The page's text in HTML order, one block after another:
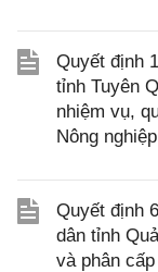
Quyết định
tỉnh Tuyên
nhiệm vụ,
Nông
Quyết định
dân tỉnh
và phân